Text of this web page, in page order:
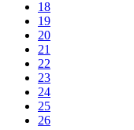
18
19
20
21
22
23
24
25
26